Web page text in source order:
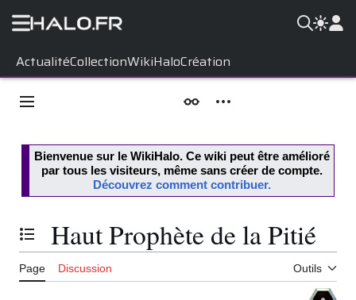
ActualitéCollectionWikiHaloCréation
contenu
Menu principal ApparenceOutils personnels
Bienvenue sur le WikiHalo. Ce wiki peut être amélioré
par tous les visiteurs, même sans créer de compte.
Découvrez comment contribuer.
Basculer la table des matières
Haut Prophète de la Pitié
Page Discussion Outils